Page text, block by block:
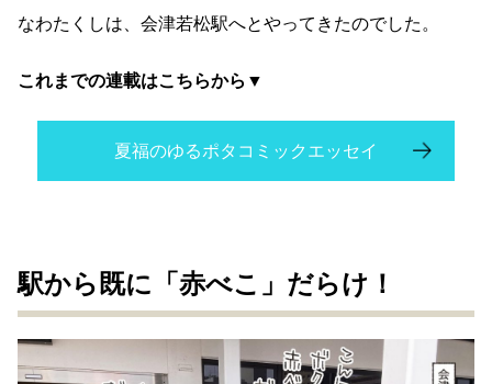
なわたくしは、会津若松駅へとやってきたのでした。
これまでの連載はこちらから▼
夏福のゆるポタコミックエッセイ
駅から既に「赤べこ」だらけ！